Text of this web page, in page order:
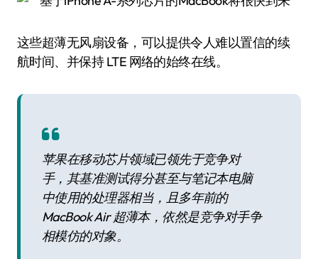
这些超薄无风扇设备，可以提供令人难以置信的续
航时间、并保持 LTE 网络的始终在线。
苹果在移动芯片领域已领先于竞争对
手，其基准测试得分甚至与笔记本电脑
中使用的处理器相当，且多年前的
MacBook Air 超薄本，依然是竞争对手争
相模仿的对象。